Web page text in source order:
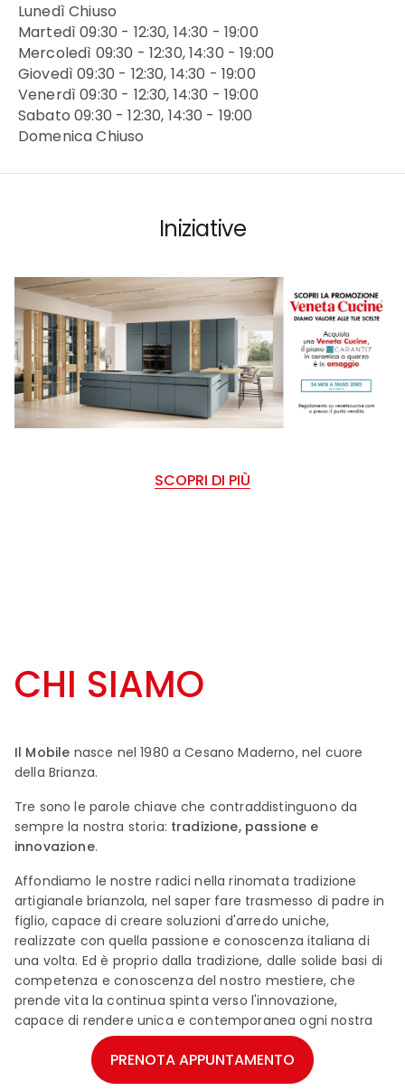
Lunedì Chiuso
Martedì 09:30 - 12:30, 14:30 - 19:00
Mercoledì 09:30 - 12:30, 14:30 - 19:00
Giovedì 09:30 - 12:30, 14:30 - 19:00
Venerdì 09:30 - 12:30, 14:30 - 19:00
Sabato 09:30 - 12:30, 14:30 - 19:00
Domenica Chiuso
Iniziative
SCOPRI DI PIÙ
CHI SIAMO
Il Mobile nasce nel 1980 a Cesano Maderno, nel cuore
della Brianza.
Tre sono le parole chiave che contraddistinguono da
sempre la nostra storia: tradizione, passione e
innovazione.
Affondiamo le nostre radici nella rinomata tradizione
artigianale brianzola, nel saper fare trasmesso di padre in
figlio, capace di creare soluzioni d'arredo uniche,
realizzate con quella passione e conoscenza italiana di
una volta. Ed è proprio dalla tradizione, dalle solide basi di
competenza e conoscenza del nostro mestiere, che
prende vita la continua spinta verso l'innovazione,
capace di rendere unica e contemporanea ogni nostra
realizzazione. In ogni nostro progetto si respira la
professionalità di oltre 45 anni di attività, la costante
ricerca e la selezione di arredi di pregio e complementi in
PRENOTA APPUNTAMENTO